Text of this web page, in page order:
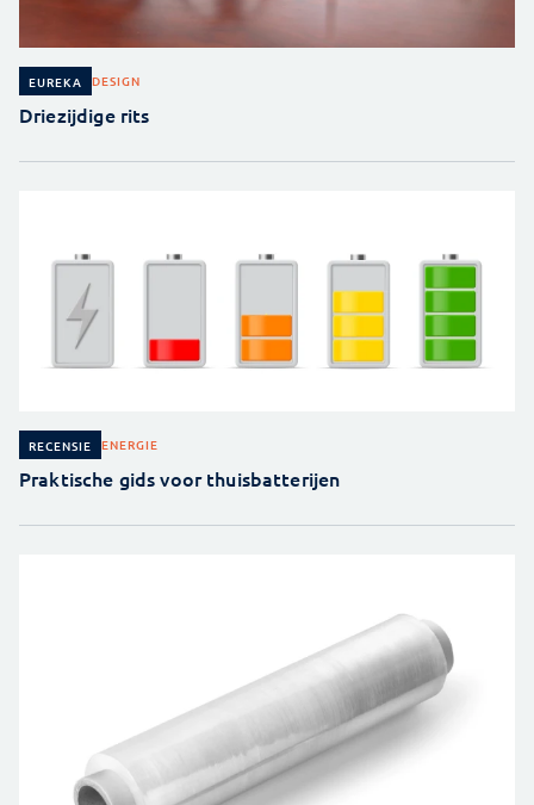
EUREKA DESIGN
Driezijdige rits
RECENSIE ENERGIE
Praktische gids voor thuisbatterijen